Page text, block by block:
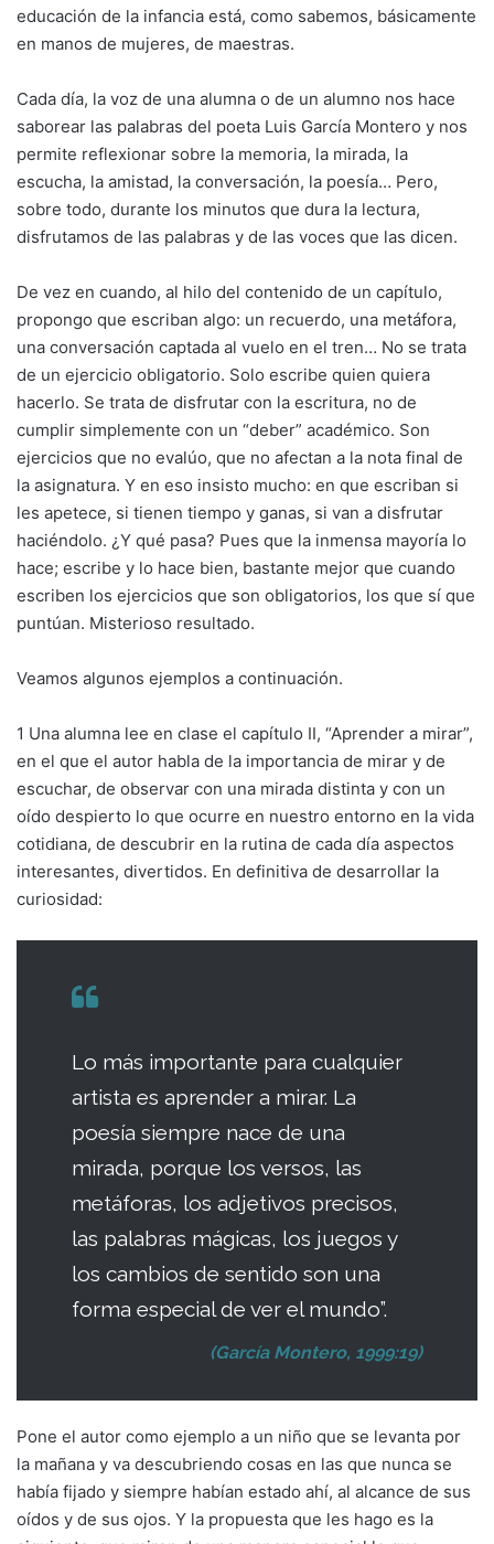
educación de la infancia está, como sabemos, básicamente
en manos de mujeres, de maestras.
Cada día, la voz de una alumna o de un alumno nos hace
saborear las palabras del poeta Luis García Montero y nos
permite reflexionar sobre la memoria, la mirada, la
escucha, la amistad, la conversación, la poesía… Pero,
sobre todo, durante los minutos que dura la lectura,
disfrutamos de las palabras y de las voces que las dicen.
De vez en cuando, al hilo del contenido de un capítulo,
propongo que escriban algo: un recuerdo, una metáfora,
una conversación captada al vuelo en el tren… No se trata
de un ejercicio obligatorio. Solo escribe quien quiera
hacerlo. Se trata de disfrutar con la escritura, no de
cumplir simplemente con un “deber” académico. Son
ejercicios que no evalúo, que no afectan a la nota final de
la asignatura. Y en eso insisto mucho: en que escriban si
les apetece, si tienen tiempo y ganas, si van a disfrutar
haciéndolo. ¿Y qué pasa? Pues que la inmensa mayoría lo
hace; escribe y lo hace bien, bastante mejor que cuando
escriben los ejercicios que son obligatorios, los que sí que
puntúan. Misterioso resultado.
Veamos algunos ejemplos a continuación.
1 Una alumna lee en clase el capítulo II, “Aprender a mirar”,
en el que el autor habla de la importancia de mirar y de
escuchar, de observar con una mirada distinta y con un
oído despierto lo que ocurre en nuestro entorno en la vida
cotidiana, de descubrir en la rutina de cada día aspectos
interesantes, divertidos. En definitiva de desarrollar la
curiosidad:
Lo más importante para cualquier
artista es aprender a mirar. La
poesía siempre nace de una
mirada, porque los versos, las
metáforas, los adjetivos precisos,
las palabras mágicas, los juegos y
los cambios de sentido son una
forma especial de ver el mundo”.
(García Montero, 1999:19)
Pone el autor como ejemplo a un niño que se levanta por
la mañana y va descubriendo cosas en las que nunca se
había fijado y siempre habían estado ahí, al alcance de sus
oídos y de sus ojos. Y la propuesta que les hago es la